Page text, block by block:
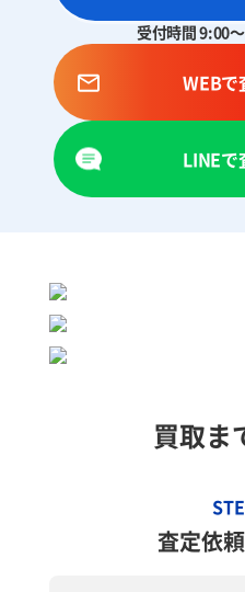
受付時間 9:00
WEBで
LINEで
買取ま
査定依